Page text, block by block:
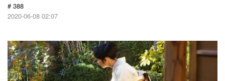
# 388
2020-06-08 02:07